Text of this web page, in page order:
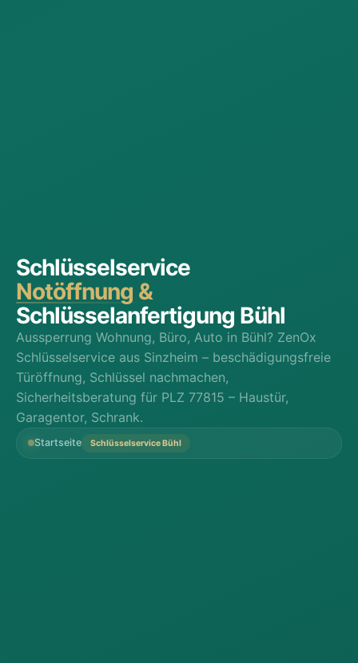
Schlüsselservice
Notöffnung &
Schlüsselanfertigung Bühl
Aussperrung Wohnung, Büro, Auto in Bühl? ZenOx
Schlüsselservice aus Sinzheim – beschädigungsfreie
Türöffnung, Schlüssel nachmachen,
Sicherheitsberatung für PLZ 77815 – Haustür,
Garagentor, Schrank.
Startseite Schlüsselservice Bühl